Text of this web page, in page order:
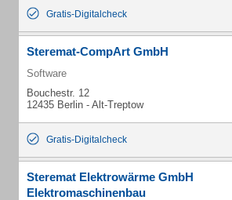
Gratis-Digitalcheck
Steremat-CompArt GmbH
Software
Bouchestr. 12
12435 Berlin - Alt-Treptow
Gratis-Digitalcheck
Steremat Elektrowärme GmbH
Elektromaschinenbau